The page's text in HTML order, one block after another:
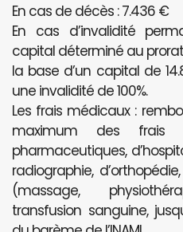
En cas de décès : 7.436 €
En cas d’invalidité
capital déterminé au
la base d’un capital de
une invalidité de 100%.
Les frais médicaux :
maximum des frais
pharmaceutiques,
radiographie,
(massage,
transfusion sanguine,